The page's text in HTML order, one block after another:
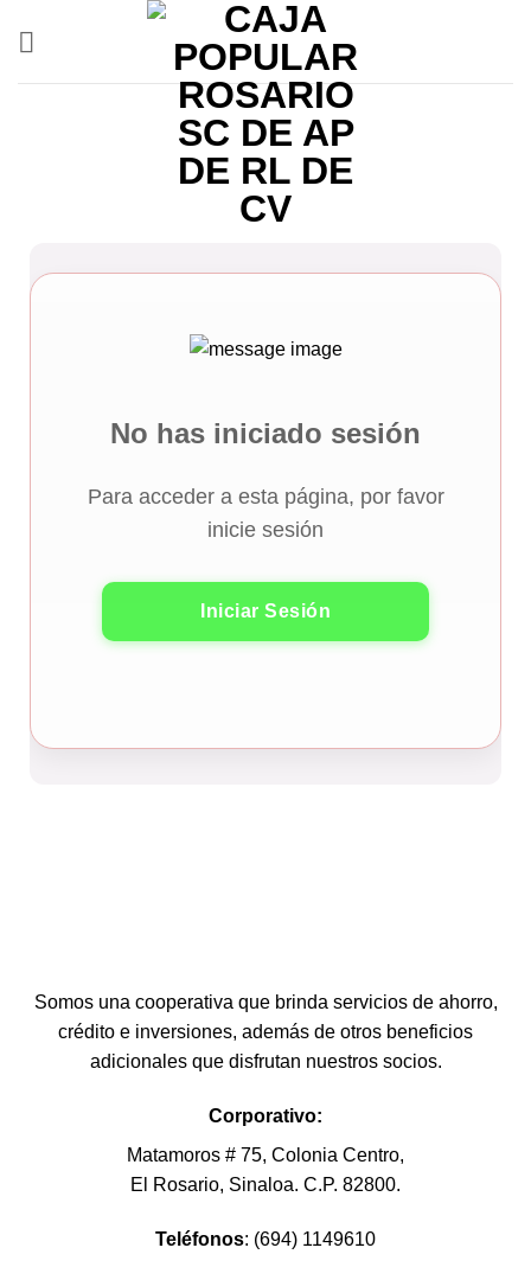
No has iniciado sesión
Para acceder a esta página, por favor
inicie sesión
Iniciar Sesión
Somos una cooperativa que brinda servicios de ahorro,
crédito e inversiones, además de otros beneficios
adicionales que disfrutan nuestros socios.
Corporativo:
Matamoros # 75, Colonia Centro,
El Rosario, Sinaloa. C.P. 82800.
Teléfonos: (694) 1149610